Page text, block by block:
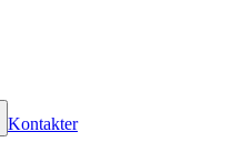
Kontakter